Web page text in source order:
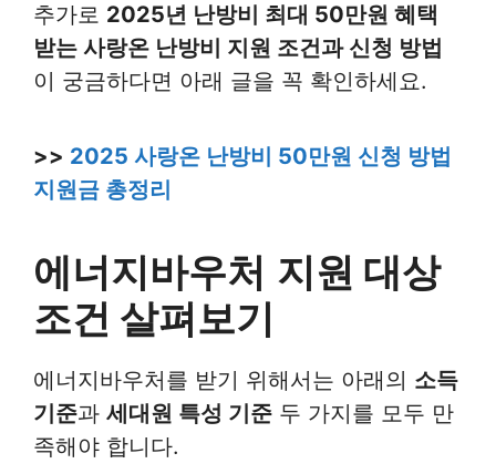
추가로 2025년 난방비 최대 50만원 혜택
받는 사랑온 난방비 지원 조건과 신청 방법
이 궁금하다면 아래 글을 꼭 확인하세요.
>> 2025 사랑온 난방비 50만원 신청 방법
지원금 총정리
에너지바우처 지원 대상
조건 살펴보기
에너지바우처를 받기 위해서는 아래의 소득
기준과 세대원 특성 기준 두 가지를 모두 만
족해야 합니다.